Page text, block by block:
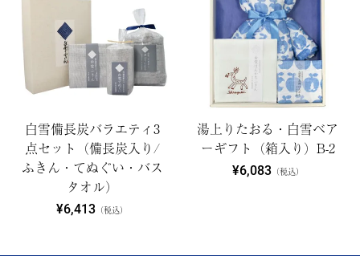
白雪備長炭バラエティ3
点セット（備長炭入り/
ふきん・てぬぐい・バス
タオル）
¥6,413 （税込）
湯上りたおる・白雪ベア
ーギフト（箱入り）B-2
¥6,083（税込）